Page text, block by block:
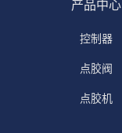
产品中心
控制器
点胶阀
点胶机